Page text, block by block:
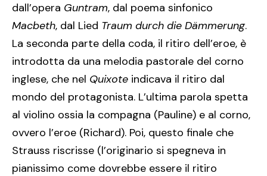
dall’opera Guntram, dal poema sinfonico
Macbeth, dal Lied Traum durch die Dämmerung.
La seconda parte della coda, il ritiro dell’eroe, è
introdotta da una melodia pastorale del corno
inglese, che nel Quixote indicava il ritiro dal
mondo del protagonista. L’ultima parola spetta
al violino ossia la compagna (Pauline) e al corno,
ovvero l’eroe (Richard). Poi, questo finale che
Strauss riscrisse (l’originario si spegneva in
pianissimo come dovrebbe essere il ritiro